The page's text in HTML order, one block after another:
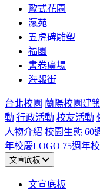
歐式花園
瀛苑
五虎碑雕塑
福園
書卷廣場
海報街
台北校園 蘭陽校園建
動 行政活動 校友活動
人物介紹 校園生態 60
年校慶LOGO 75週年
文宣底板
文宣底板